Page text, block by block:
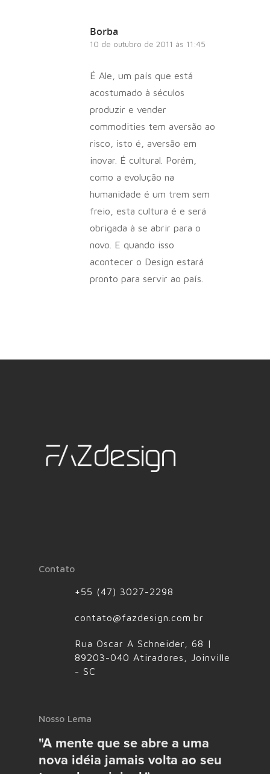
Borba
10 de outubro de 2011 às 11:45
É Ale, um país que está
acostumado à séculos
produzir e vender
commodities tem aversão ao
risco, isto é, aversão em
inovar. É cultural. Porém,
como a evolução na
humanidade é um trem sem
freio, esta cultura é e será
obrigada à se abrir para o
novo. E quando isso
acontecer o Design estará
pronto para servir ao país.
Contato
+55 (47) 3027-2298
contato@fazdesign.com.br
Rua Oscar A Schneider, 68 |
89203-040 Atiradores, Joinville
- SC
Nosso Lema
"A mente que se abre a uma
nova idéia jamais volta ao seu